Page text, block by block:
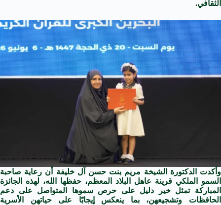
الثقافي.
وأكدت الدكتورة الشيخة مريم بنت حسن آل خليفة أن رعاية صاحبة
السمو الملكي قرينة عاهل البلاد المعظم، حفظها الله، لهذه الجائزة
المباركة تمثل خير دليل على حرص سموها المتواصل على دعم
الحافظات وتشجيعهن، بما ينعكس إيجابًا على حياتهن الأسرية